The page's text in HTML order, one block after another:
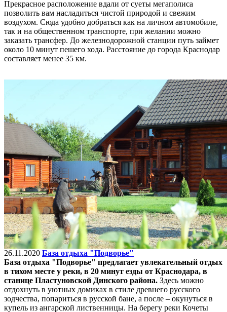
Прекрасное расположение вдали от суеты мегаполиса
позволить вам насладиться чистой природой и свежим
воздухом. Сюда удобно добраться как на личном автомобиле,
так и на общественном транспорте, при желании можно
заказать трансфер. До железнодорожной станции путь займет
около 10 минут пешего хода. Расстояние до города Краснодар
составляет менее 35 км.
26.11.2020 База отдыха "Подворье"
База отдыха "Подворье" предлагает увлекательный отдых
в тихом месте у реки, в 20 минут езды от Краснодара, в
станице Пластуновской Динского района. Здесь можно
отдохнуть в уютных домиках в стиле древнего русского
зодчества, попариться в русской бане, а после – окунуться в
купель из ангарской лиственницы. На берегу реки Кочеты